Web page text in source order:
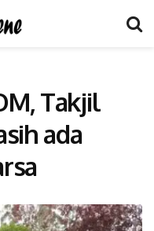
Takjil
ada